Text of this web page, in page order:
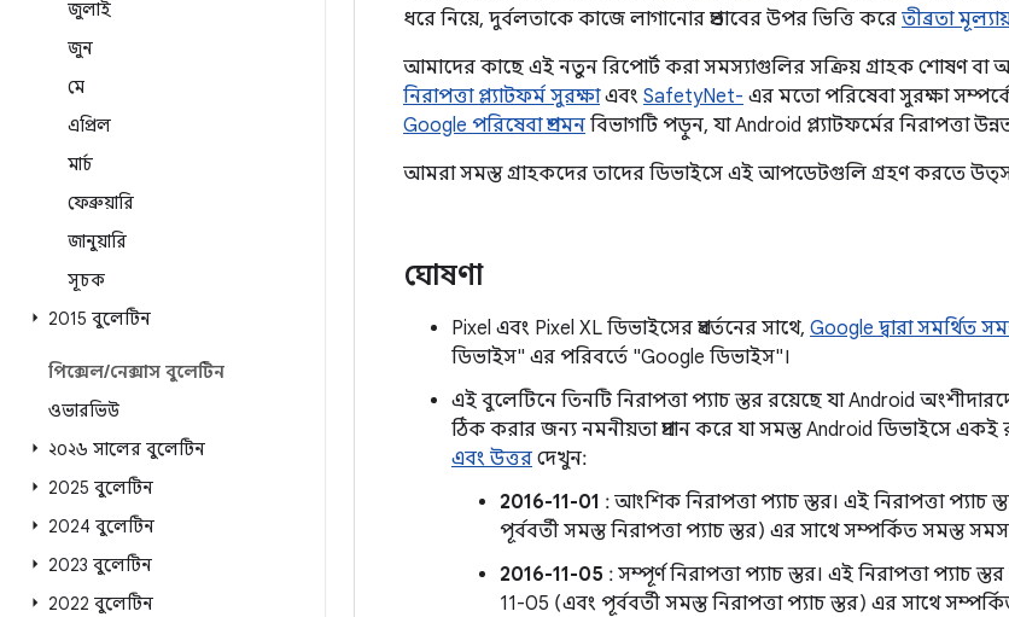
জুলাই
জুন
মে
এপ্রিল
মার্চ
ফেব্রুয়ারি
জানুয়ারি
সূচক
2015 বুলেটিন
পিক্সেল/নেক্সাস বুলেটিন
ওভারভিউ
২০২৬ সালের বুলেটিন
2025 বুলেটিন
2024 বুলেটিন
2023 বুলেটিন
2022 বুলেটিন
ধরে নিয়ে, দুর্বলতাকে কাজে লাগানোর প্রভাবের উপর ভিত্তি করে তীব্রতা
আমাদের কাছে এই নতুন রিপোর্ট করা সমস্যাগুলির সক্রিয় গ্রাহক শোষণ বা
নিরাপত্তা প্ল্যাটফর্ম সুরক্ষাএবং SafetyNet- এর মতো পরিষেবা সুরক্ষা
Google পরিষেবা প্রশমন বিভাগটি পড়ুন, যা Android প্ল্যাটফর্মের নিরাপত্তা
আমরা সমস্ত গ্রাহকদের তাদের ডিভাইসে এই আপডেটগুলি গ্রহণ করতে
ঘোষণা
Pixel এবং Pixel XL ডিভাইসের প্রবর্তনের সাথে, Google দ্বারা সমর্থিত
ডিভাইস" এর পরিবর্তে "Google ডিভাইস"।
এই বুলেটিনে তিনটি নিরাপত্তা প্যাচ স্তর রয়েছে যা Android
ঠিক করার জন্য নমনীয়তা প্রদান করে যা সমস্ত Android ডিভাইসে
এবং উত্তর দেখুন:
2016-11-01 : আংশিক নিরাপত্তা প্যাচ স্তর। এই নিরাপত্তা প্যাচ
পূর্ববর্তী সমস্ত নিরাপত্তা প্যাচ স্তর) এর সাথে সম্পর্কিত সমস্ত
2016-11-05 : সম্পূর্ণ নিরাপত্তা প্যাচ স্তর। এই নিরাপত্তা প্যাচ
11-05 (এবং পূর্ববর্তী সমস্ত নিরাপত্তা প্যাচ স্তর) এর সাথে